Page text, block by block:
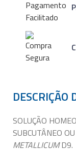
DESCRIÇÃO
SOLUÇÃO
SUBCUTÂNEO
METALLICUMD9.